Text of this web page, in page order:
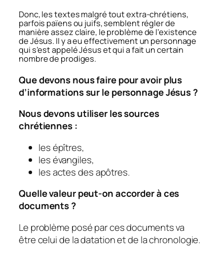
Donc, les textes malgré tout extra-chrétiens,
parfois païens ou juifs, semblent régler de
manière assez claire, le problème de l’existence
de Jésus. II y a eu effectivement un personnage
qui s’est appelé Jésus et qui a fait un certain
nombre de prodiges.
Que devons nous faire pour avoir plus
d’informations sur le personnage Jésus ?
Nous devons utiliser les sources
chrétiennes :
les épîtres,
les évangiles,
les actes des apôtres.
Quelle valeur peut-on accorder à ces
documents ?
Le problème posé par ces documents va
être celui de la datation et de la chronologie.